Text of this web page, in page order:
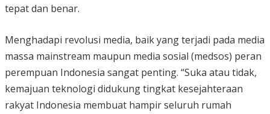
tepat dan benar.
Menghadapi revolusi media, baik yang terjadi pada media
massa mainstream maupun media sosial (medsos) peran
perempuan Indonesia sangat penting. “Suka atau tidak,
kemajuan teknologi didukung tingkat kesejahteraan
rakyat Indonesia membuat hampir seluruh rumah